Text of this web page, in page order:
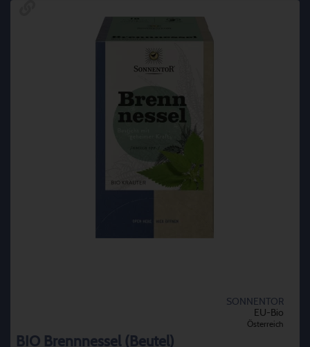
SONNENTOR
EU-Bio
Österreich
BIO Brennnessel (Beutel)